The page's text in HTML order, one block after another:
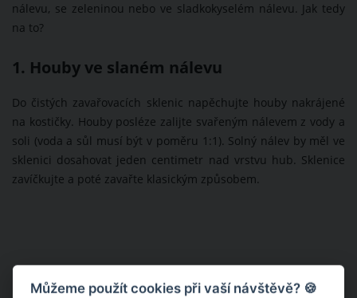
nálevu, se zeleninou nebo ve sladkokyselém nálevu. Jak tedy
na to?
1. Houby ve slaném nálevu
Do čistých zavařovacích sklenic napěchujte houby nakrájené
na kostičky. Houby posléze zalijte svařeným nálevem z vody a
soli (voda a sůl musí být v poměru 1:1). Solný nálev by měl ve
sklenici dosahovat jeden centimetr nad vrstvu hub. Sklenice
zavíčkujte a poté zavařte klasickým způsobem.
Můžeme použít cookies při vaší návštěvě? 🍪